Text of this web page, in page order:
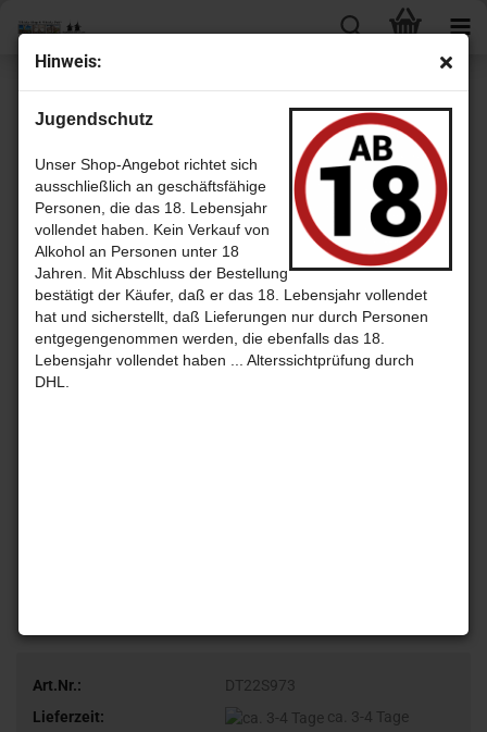
Hin­weis:
Jugendschutz
Unser Shop-Angebot richtet sich
ausschließlich an geschäftsfähige
Personen, die das 18. Lebensjahr
vollendet haben. Kein Verkauf von
Alkohol an Personen unter 18
Jahren. Mit Abschluss der Bestellung
bestätigt der Käufer, daß er das 18. Lebensjahr vollendet
hat und sicherstellt, daß Lieferungen nur durch Personen
entgegengenommen werden, die ebenfalls das 18.
Lebensjahr vollendet haben ... Alterssichtprüfung durch
DHL.
« Erster « zurück weiter »
Letzter »
12Artikel in dieser Kategorie
Strath­mill 1990 - 22 Jahre Oak Cask No. 4242 - Dun­can Tay­lor New
Di­men­si­on
Art.Nr.:
DT22S973
Lieferzeit:
ca. 3-4 Tage